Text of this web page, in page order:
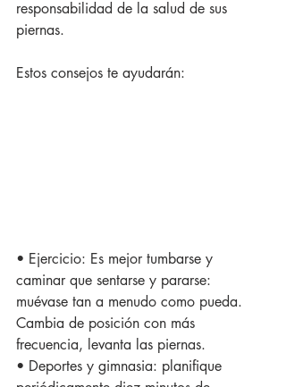
responsabilidad de la salud de sus
piernas.
Estos consejos te ayudarán:
• Ejercicio: Es mejor tumbarse y
caminar que sentarse y pararse:
muévase tan a menudo como pueda.
Cambia de posición con más
frecuencia, levanta las piernas.
• Deportes y gimnasia: planifique